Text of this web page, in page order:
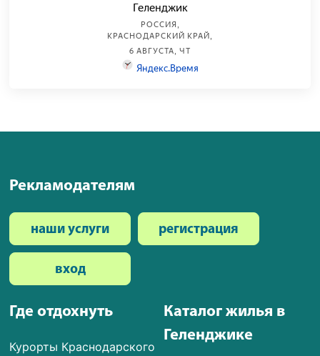
Где отдохнуть
Курорты Краснодарского
Каталог жилья в
Геленджике
Рекламодателям
наши услуги регистрация
вход